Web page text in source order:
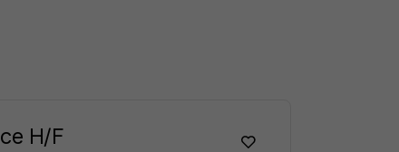
H/F